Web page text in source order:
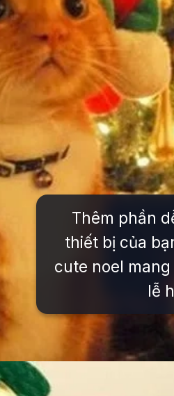
Thêm phần
thiết bị của
cute noel
lễ
Đang mở